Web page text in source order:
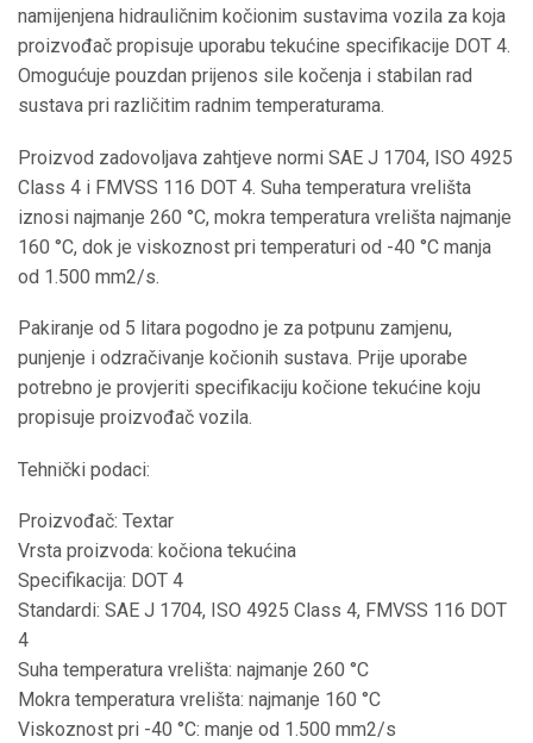
namijenjena hidrauličnim kočionim sustavima vozila za koja
proizvođač propisuje uporabu tekućine specifikacije DOT 4.
Omogućuje pouzdan prijenos sile kočenja i stabilan rad
sustava pri različitim radnim temperaturama.
Proizvod zadovoljava zahtjeve normi SAE J 1704, ISO 4925
Class 4 i FMVSS 116 DOT 4. Suha temperatura vrelišta
iznosi najmanje 260 °C, mokra temperatura vrelišta najmanje
160 °C, dok je viskoznost pri temperaturi od -40 °C manja
od 1.500 mm2/s.
Pakiranje od 5 litara pogodno je za potpunu zamjenu,
punjenje i odzračivanje kočionih sustava. Prije uporabe
potrebno je provjeriti specifikaciju kočione tekućine koju
propisuje proizvođač vozila.
Tehnički podaci:
Proizvođač: Textar
Vrsta proizvoda: kočiona tekućina
Specifikacija: DOT 4
Standardi: SAE J 1704, ISO 4925 Class 4, FMVSS 116 DOT
4
Suha temperatura vrelišta: najmanje 260 °C
Mokra temperatura vrelišta: najmanje 160 °C
Viskoznost pri -40 °C: manje od 1.500 mm2/s